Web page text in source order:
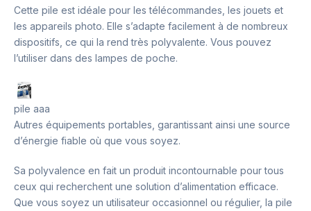
Cette pile est idéale pour les télécommandes, les jouets et
les appareils photo. Elle s’adapte facilement à de nombreux
dispositifs, ce qui la rend très polyvalente. Vous pouvez
l’utiliser dans des lampes de poche.
pile aaa
Autres équipements portables, garantissant ainsi une source
d’énergie fiable où que vous soyez.
Sa polyvalence en fait un produit incontournable pour tous
ceux qui recherchent une solution d’alimentation efficace.
Que vous soyez un utilisateur occasionnel ou régulier, la pile